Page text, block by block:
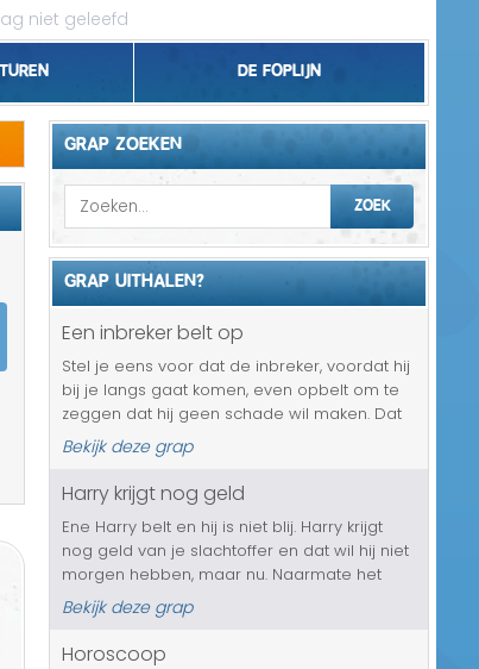
niet geleefd
De foplijn
Bel grappen
Topgrappen
18+ en Relatie
Zakelijk/Studie
Geld/Belasting
Buurt/Gemeente
Pakket/Bestelling
Transport/Verkeer
Kerst/Sinterklaas
GRAP ZOEKEN
ZOEK
GRAP UITHALEN?
Een inbreker belt op
Stel je eens voor dat de inbreker, voordat hij
bij je langs gaat komen, even opbelt om te
zeggen dat hij geen schade wil maken. Dat
is toch super netjes? Degene die je met
deze grap in de maling laat nemen krijgt van
deze zogenaamde inbreke...
Bekijk deze grap
Harry krijgt nog geld
Ene Harry belt en hij is niet blij. Harry krijgt
nog geld van je slachtoffer en dat wil hij niet
morgen hebben, maar nu. Naarmate het
gesprek gaat vorderen zal Harry bozer en
bozer worden en komen er dreigementen
waar jouw slachtoffer echt ...
Bekijk deze grap
Horoscoop